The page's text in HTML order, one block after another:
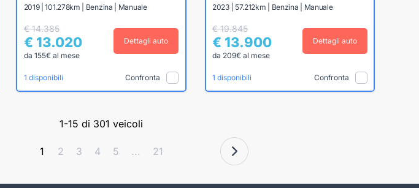
2019 | 101.278km | Benzina | Manuale
€ 14.385
€ 13.020
da 155€ al mese
Dettagli auto
1 disponibili Confronta
2023 | 57.212km | Benzina | Manuale
€ 19.845
€ 13.900
da 209€ al mese
Dettagli auto
1 disponibili Confronta
1-15 di 301 veicoli
1 2 3 4 5 ... 21